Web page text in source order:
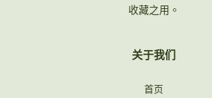
收藏之用。
关于我们
首页